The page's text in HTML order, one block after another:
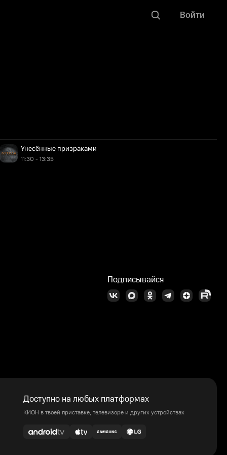
Войти
Унесённые призраками
11:30 - 13:35
Подписывайся
Доступно на любых платформах
КИОН в твоей приставке, телевизоре и других устройствах